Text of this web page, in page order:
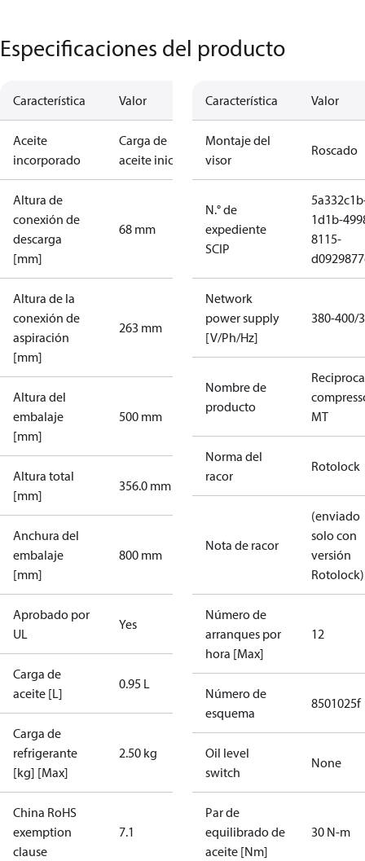
Especificaciones del producto
Característica Valor
Aceite
incorporado
Carga de
aceite inicial
Altura de
conexión de
descarga
[mm]
68 mm
Altura de la
conexión de
aspiración
[mm]
263 mm
Altura del
embalaje
[mm]
500 mm
Altura total
[mm]
356.0 mm
Anchura del
embalaje
[mm]
800 mm
Aprobado por
UL
Yes
Carga de
aceite [L]
0.95 L
Carga de
refrigerante
[kg] [Max]
2.50 kg
China RoHS
exemption
clause
7.1
Característica Valor
Montaje del
visor
Roscado
N.° de
expediente
SCIP
1d1b-
8115-
Network
power supply
[V/Ph/Hz]
380-400/
Nombre de
producto
MT
Norma del
racor
Rotolock
Nota de racor
(enviado
solo con
versión
Rotolock)
Número de
arranques por
hora [Max]
12
Número de
esquema
8501025f
Oil level
switch
None
Par de
equilibrado de
aceite [Nm]
30 N-m